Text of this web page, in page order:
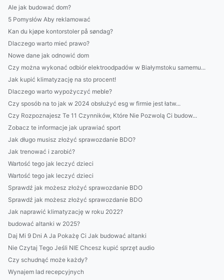
Ale jak budować dom?
5 Pomysłów Aby reklamować
Kan du kjøpe kontorstoler på søndag?
Dlaczego warto mieć prawo?
Nowe dane jak odnowić dom
Czy można wykonać odbiór elektroodpadów w Białymstoku samemu...
Jak kupić klimatyzację na sto procent!
Dlaczego warto wypożyczyć meble?
Czy sposób na to jak w 2024 obsłużyć esg w firmie jest łatw...
Czy Rozpoznajesz Te 11 Czynników, Które Nie Pozwolą Ci budow...
Zobacz te informacje jak uprawiać sport
Jak długo musisz złożyć sprawozdanie BDO?
Jak trenować i zarobić?
Wartość tego jak leczyć dzieci
Wartość tego jak leczyć dzieci
Sprawdź jak możesz złożyć sprawozdanie BDO
Sprawdź jak możesz złożyć sprawozdanie BDO
Jak naprawić klimatyzację w roku 2022?
budować altanki w 2025?
Daj Mi 9 Dni A Ja Pokażę Ci Jak budować altanki
Nie Czytaj Tego Jeśli NIE Chcesz kupić sprzęt audio
Czy schudnąć może każdy?
Wynajem lad recepcyjnych